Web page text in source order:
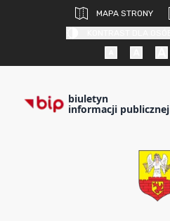
MAPA STRONY
biuletyn
informacji publicznej